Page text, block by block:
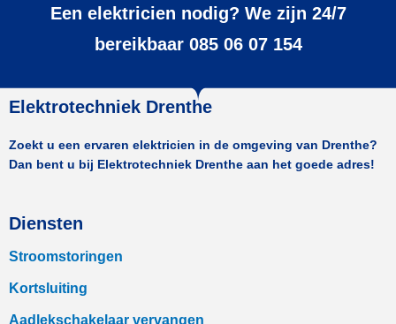
Een elektricien nodig? We zijn 24/7
bereikbaar 085 06 07 154
Elektrotechniek Drenthe
Zoekt u een ervaren elektricien in de omgeving van Drenthe?
Dan bent u bij Elektrotechniek Drenthe aan het goede adres!
Diensten
Stroomstoringen
Kortsluiting
Aadlekschakelaar vervangen